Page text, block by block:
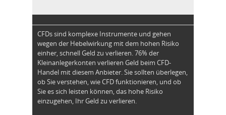
CFDs sind komplexe Instrumente und gehen
wegen der Hebelwirkung mit dem hohen Risiko
einher, schnell Geld zu verlieren. 76% der
Kleinanlegerkonten verlieren Geld beim CFD-
Handel mit diesem Anbieter. Sie sollten überlegen,
ob Sie verstehen, wie CFD funktionieren, und ob
Sie es sich leisten können, das hohe Risiko
einzugehen, Ihr Geld zu verlieren.